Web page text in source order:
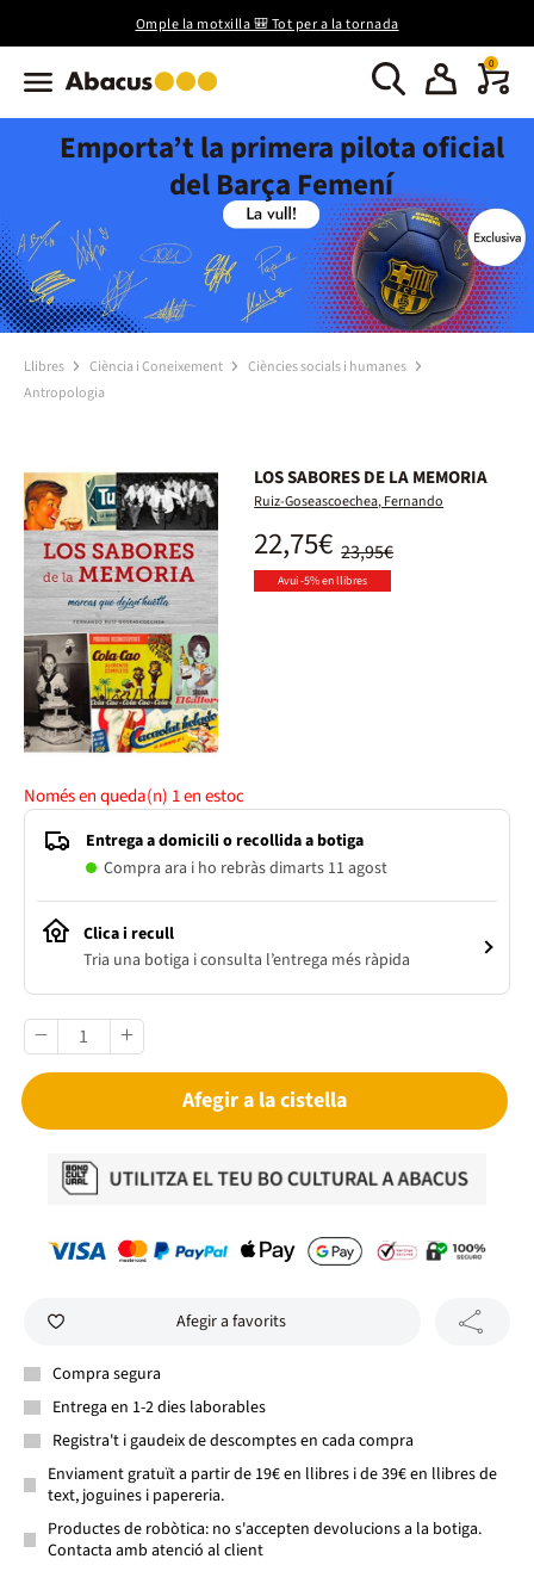
Omple la motxilla 🎒 Tot per a la tornada
0
Emporta’t la primera pilota oficial
del Barça Femení
Llibres Ciència i Coneixement
Ciències socials i humanes
Antropologia
LOS SABORES DE LA MEMORIA
Ruiz-Goseascoechea, Fernando
23,95€
22,75€
Avui -5% en llibres
Només en queda(n) 1en estoc
Entrega a domicili o recollida a botiga
Compra ara i ho rebràs dimarts 11 agost
Clica i recull
Tria una botiga i consulta l’entrega més ràpida
Afegir a la cistella
Afegir a favorits
Compra segura
Entrega en 1-2 dies laborables
Registra't i gaudeix de descomptes en cada compra
Enviament gratuït a partir de 19€ en llibres i de 39€ en llibres de
text, joguines i papereria.
Productes de robòtica: no s'accepten devolucions a la botiga.
Contacta amb atenció al client